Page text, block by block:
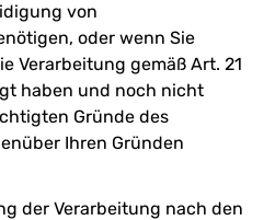
von
oder wenn Sie
Verarbeitung gemäß Art. 21
haben und noch nicht
Gründe des
Ihren Gründen
der Verarbeitung nach den